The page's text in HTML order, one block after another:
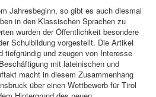
Jahresbeginn, so gibt es auch diesmal
in den Klassischen Sprachen zu
wurden der Öffentlichkeit besondere
Schulbildung vorgestellt. Die Artikel
tiefgründig und zeugen von Interesse
mit lateinischen und
macht in diesem Zusammenhang
über einen Wettbewerb für Tirol